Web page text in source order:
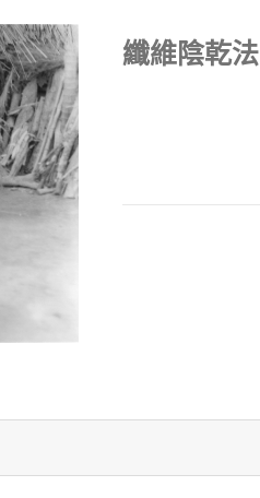
纖維陰乾法